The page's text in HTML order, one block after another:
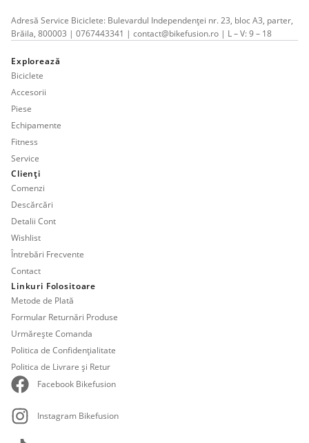
Adresă Service Biciclete: Bulevardul Independenței nr. 23, bloc A3, parter,
Brăila, 800003 | 0767443341 | contact@bikefusion.ro | L – V: 9 – 18
Explorează
Biciclete
Accesorii
Piese
Echipamente
Fitness
Service
Clienți
Comenzi
Descărcări
Detalii Cont
Wishlist
Întrebări Frecvente
Contact
Linkuri Folositoare
Metode de Plată
Formular Returnări Produse
Urmărește Comanda
Politica de Confidențialitate
Politica de Livrare și Retur
Facebook Bikefusion
Instagram Bikefusion